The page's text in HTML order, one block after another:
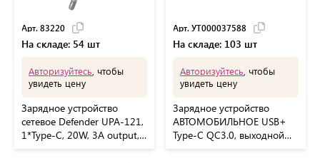
Арт. 83220
На складе: 54 шт
Авторизуйтесь , чтобы
увидеть цену
Зарядное устройство
сетевое Defender UPA-121,
1*Type-C, 20W, 3А output,
Арт. УТ000037588
На складе: 103 шт
Авторизуйтесь , чтобы
увидеть цену
Зарядное устройство
АВТОМОБИЛЬНОЕ USB+
Type-C QC3.0, выходной